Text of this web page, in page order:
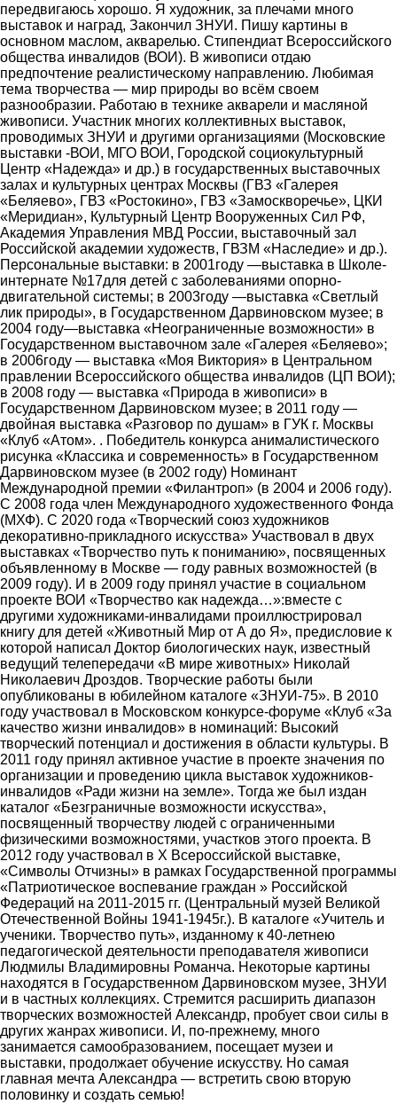
передвигаюсь хорошо. Я художник, за плечами много
выставок и наград, Закончил ЗНУИ. Пишу картины в
основном маслом, акварелью. Стипендиат Всероссийского
общества инвалидов (ВОИ). В живописи отдаю
предпочтение реалистическому направлению. Любимая
тема творчества ― мир природы во всём своем
разнообразии. Работаю в технике акварели и масляной
живописи. Участник многих коллективных выставок,
проводимых ЗНУИ и другими организациями (Московские
выставки -ВОИ, МГО ВОИ, Городской социокультурный
Центр «Надежда» и др.) в государственных выставочных
залах и культурных центрах Москвы (ГВЗ «Галерея
«Беляево», ГВЗ «Ростокино», ГВЗ «Замоскворечье», ЦКИ
«Меридиан», Культурный Центр Вооруженных Сил РФ,
Академия Управления МВД России, выставочный зал
Российской академии художеств, ГВЗМ «Наследие» и др.).
Персональные выставки: в 2001году ―выставка в Школе-
интернате №17для детей с заболеваниями опорно-
двигательной системы; в 2003году ―выставка «Светлый
лик природы», в Государственном Дарвиновском музее; в
2004 году―выставка «Неограниченные возможности» в
Государственном выставочном зале «Галерея «Беляево»;
в 2006году ― выставка «Моя Виктория» в Центральном
правлении Всероссийского общества инвалидов (ЦП ВОИ);
в 2008 году ― выставка «Природа в живописи» в
Государственном Дарвиновском музее; в 2011 году ―
двойная выставка «Разговор по душам» в ГУК г. Москвы
«Клуб «Атом». . Победитель конкурса анималистического
рисунка «Классика и современность» в Государственном
Дарвиновском музее (в 2002 году) Номинант
Международной премии «Филантроп» (в 2004 и 2006 году).
С 2008 года член Международного художественного Фонда
(МХФ). С 2020 года «Творческий союз художников
декоративно-прикладного искусства» Участвовал в двух
выставках «Творчество путь к пониманию», посвященных
объявленному в Москве ― году равных возможностей (в
2009 году). И в 2009 году принял участие в социальном
проекте ВОИ «Творчество как надежда…»:вместе с
другими художниками-инвалидами проиллюстрировал
книгу для детей «Животный Мир от А до Я», предисловие к
которой написал Доктор биологических наук, известный
ведущий телепередачи «В мире животных» Николай
Николаевич Дроздов. Творческие работы были
опубликованы в юбилейном каталоге «ЗНУИ-75». В 2010
году участвовал в Московском конкурсе-форуме «Клуб «За
качество жизни инвалидов» в номинаций: Высокий
творческий потенциал и достижения в области культуры. В
2011 году принял активное участие в проекте значения по
организации и проведению цикла выставок художников-
инвалидов «Ради жизни на земле». Тогда же был издан
каталог «Безграничные возможности искусства»,
посвященный творчеству людей с ограниченными
физическими возможностями, участков этого проекта. В
2012 году участвовал в Х Всероссийской выставке,
«Символы Отчизны» в рамках Государственной программы
«Патриотическое воспевание граждан » Российской
Федераций на 2011-2015 гг. (Центральный музей Великой
Отечественной Войны 1941-1945г.). В каталоге «Учитель и
ученики. Творчество путь», изданному к 40-летнею
педагогической деятельности преподавателя живописи
Людмилы Владимировны Романча. Некоторые картины
находятся в Государственном Дарвиновском музее, ЗНУИ
и в частных коллекциях. Стремится расширить диапазон
творческих возможностей Александр, пробует свои силы в
других жанрах живописи. И, по-прежнему, много
занимается самообразованием, посещает музеи и
выставки, продолжает обучение искусству. Но самая
главная мечта Александра — встретить свою вторую
половинку и создать семью!